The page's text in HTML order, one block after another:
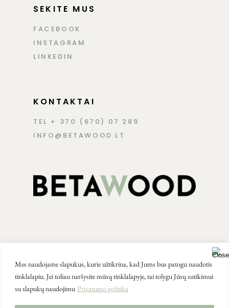
Mes naudojame slapukus, kurie užtikrina, kad Jums bus patogu naudotis
tinklalapiu. Jei toliau naršysite mūsų tinklalapyje, tai tolygu Jūsų sutikimui
su slapukų naudojimu Privatumo politika
SEKITE MUS
FACEBOOK
INSTAGRAM
LINKEDIN
KONTAKTAI
TEL + 370 (670) 07 289
INFO@BETAWOOD.LT